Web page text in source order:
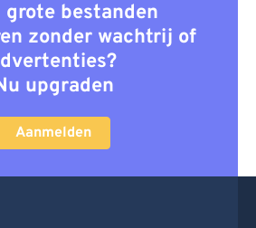
grote bestanden
zonder wachtrij of
upgraden
Aanmelden